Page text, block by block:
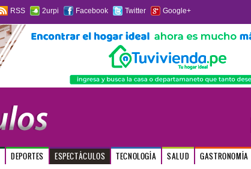
RSS 2urpi Facebook Twitter Google+
DEPORTES ESPECTÁCULOS TECNOLOGÍA SALUD GASTRONOMÍA